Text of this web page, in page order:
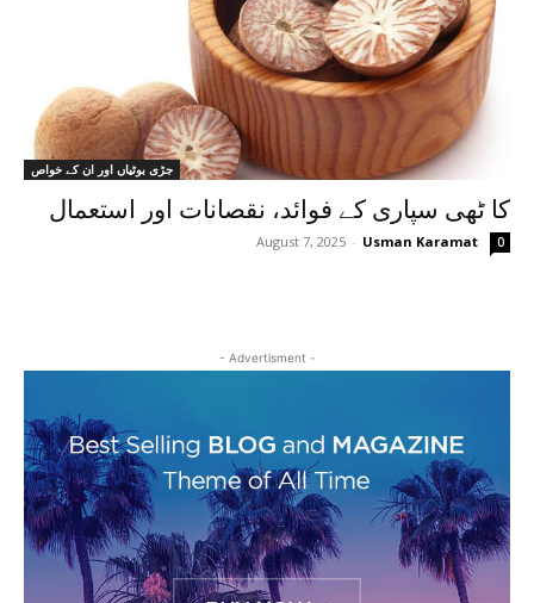
جڑی بوٹیاں اور ان کے خواص
کا ٹھی سپاری کے فوائد، نقصانات اور استعمال
Usman Karamat
-
August 7, 2025 0
- Advertisment -